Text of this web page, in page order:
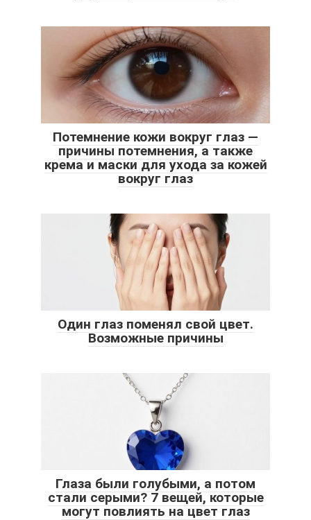
Потемнение кожи вокруг глаз —
причины потемнения, а также
крема и маски для ухода за кожей
вокруг глаз
Один глаз поменял свой цвет.
Возможные причины
Глаза были голубыми, а потом
стали серыми? 7 вещей, которые
могут повлиять на цвет глаз